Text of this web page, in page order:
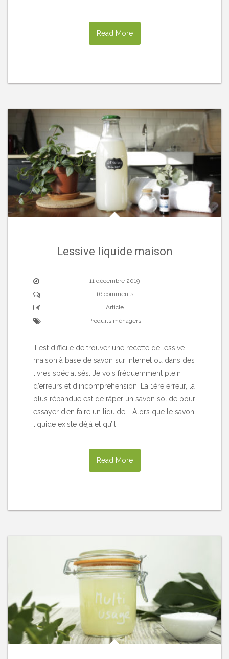
Read More
Lessive liquide maison
11 décembre 2019
16 comments
Article
Produits ménagers
Il est difficile de trouver une recette de lessive
maison à base de savon sur Internet ou dans des
livres spécialisés. Je vois fréquemment plein
d’erreurs et d’incompréhension. La 1ère erreur, la
plus répandue est de râper un savon solide pour
essayer d’en faire un liquide…. Alors que le savon
liquide existe déjà et qu’il
Read More